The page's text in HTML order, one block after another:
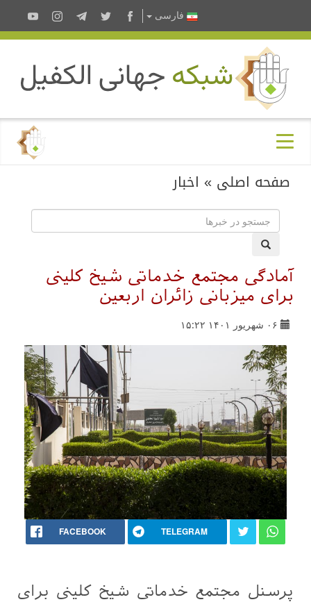
فارسى
صفحه اصلی » اخبار
آمادگی مجتمع خدماتی شیخ کلینی
برای میزبانی زائران اربعین
۰۶ شهریور ۱۴۰۱ ۱۵:۲۲
FACEBOOK TELEGRAM
پرسنل مجتمع خدماتی شیخ کلینی برای